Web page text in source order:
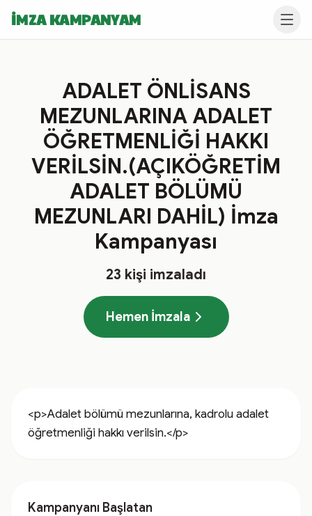
İMZA KAMPANYAM
ADALET ÖNLİSANS
MEZUNLARlNA ADALET
ÖĞRETMENLİĞİ HAKKI
VERİLSİN.(AÇIKÖĞRETİM
ADALET BÖLÜMÜ
MEZUNLARI DAHİL) İmza
Kampanyası
23 kişi imzaladı
Hemen İmzala
<p>Adalet bölümü mezunlarına, kadrolu adalet
öğretmenliği hakkı verilsin.</p>
Kampanyanı Başlatan